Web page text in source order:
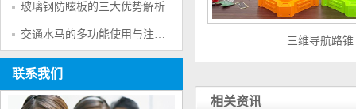
玻璃钢防眩板的三大优势解析
交通水马的多功能使用与注意事项
联系我们
三维导航路锥
相关资讯